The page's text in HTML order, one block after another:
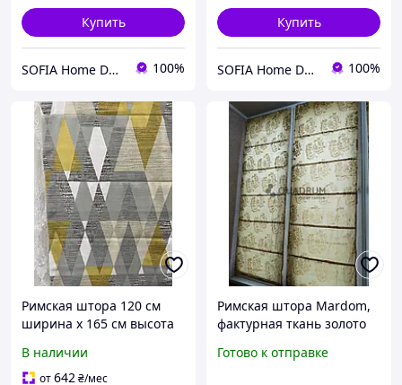
Купить
SOFIA Home Design 100%
Купить
SOFIA Home Design 100%
Римская штора 120 см
ширина х 165 см высота
серая
В наличии
от642₴/мес
Римская штора Mardom,
фактурная ткань золото
Готово к отправке